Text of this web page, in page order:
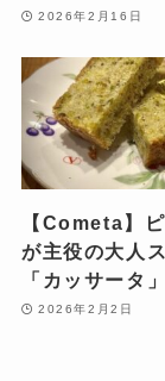
2026年2月16日
【Cometa】
が主役の大人
「カッサータ」
2026年2月2日